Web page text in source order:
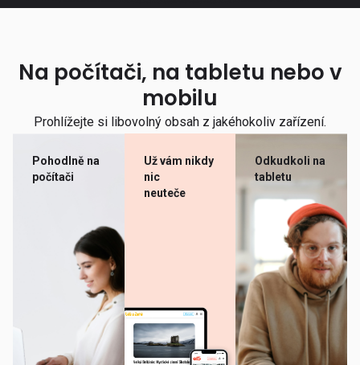
Na počítači, na tabletu nebo v
mobilu
Prohlížejte si libovolný obsah z jakéhokoliv zařízení.
Pohodlně na
počítači
Už vám nikdy
nic
neuteče
Odkudkoli na
tabletu